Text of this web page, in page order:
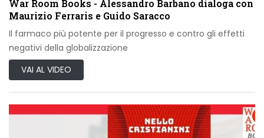
War Room Books - Alessandro Barbano dialoga con
Maurizio Ferraris e Guido Saracco
Il farmaco più potente per il progresso e contro gli effetti
negativi della globalizzazione
VAI AL VIDEO